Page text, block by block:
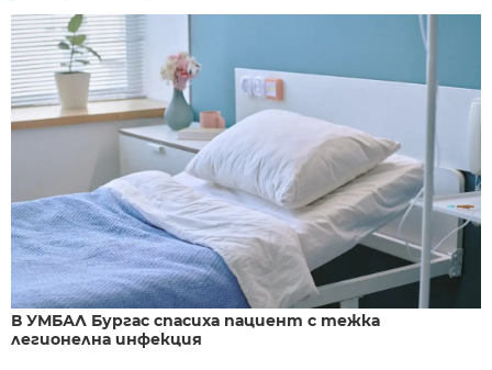
В УМБАЛ Бургас спасиха пациент с тежка
легионелна инфекция